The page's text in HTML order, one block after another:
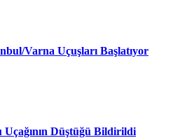
Varna Uçuşları Başlatıyor
Uçağının Düştüğü Bildirildi